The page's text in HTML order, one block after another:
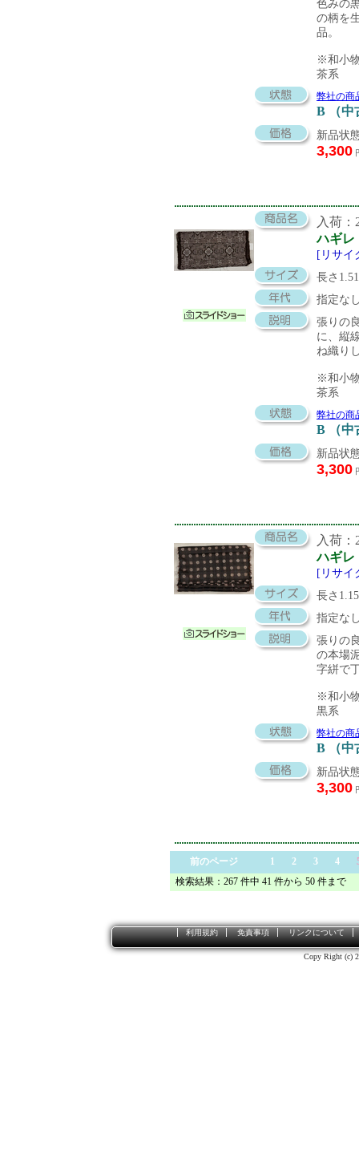
色みの
の柄を
品。
※和小
茶系
弊社の商
B （中
新品状
3,300
入荷：
ハギレ
[リサイ
長さ
指定な
張りの
に、縦
ね織り
※和小
茶系
弊社の商
B （中
新品状
3,300
入荷：
ハギレ
[リサイ
長さ
指定な
張りの
の本場
字絣で
※和小
黒系
弊社の商
B （中
新品状
3,300
前のページ 1 2 3 4
検索結果：267 件中 41 件から 50 件まで
利用規約 免責事項 リンクについて
Copy Right (c)